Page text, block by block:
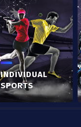
INDIVIDUAL
SPORTS